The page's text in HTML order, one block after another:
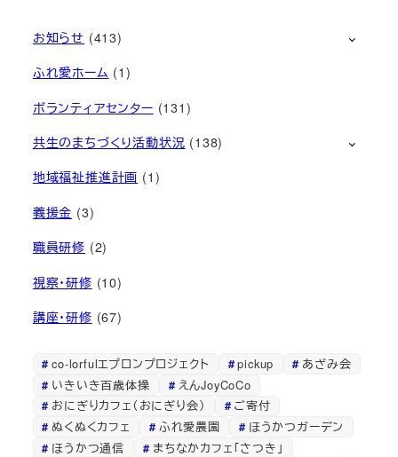
お知らせ (413)
ふれ愛ホーム (1)
ボランティアセンター (131)
共生のまちづくり活動状況 (138)
地域福祉推進計画 (1)
義援金 (3)
職員研修 (2)
視察・研修 (10)
講座・研修 (67)
co-lorfulエプロンプロジェクト pickup
あざみ会
いきいき百歳体操
えんJoyCoCo
おにぎりカフェ（おにぎり会）
ご寄付
ぬくぬくカフェ
ふれ愛農園
ほうかつガーデン
ほうかつ通信
まちなかカフェ「さつき」